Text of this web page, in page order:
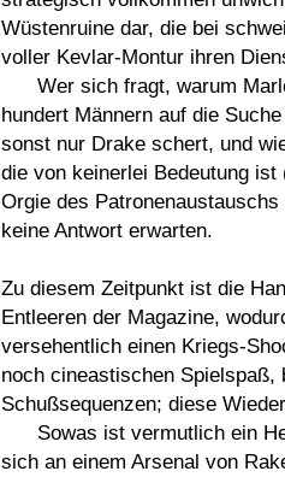
Wüstenruine dar, die bei
voller Kevlar-Montur ihren
Wer sich fragt, warum
hundert Männern auf die
sonst nur Drake schert, und
die von keinerlei Bedeutung
Orgie des
keine Antwort erwarten.
Zu diesem Zeitpunkt ist die
Entleeren der Magazine,
versehentlich einen Kriegs-
noch cineastischen Spielspaß,
Schußsequenzen; diese
Sowas ist vermutlich ein
sich an einem Arsenal von